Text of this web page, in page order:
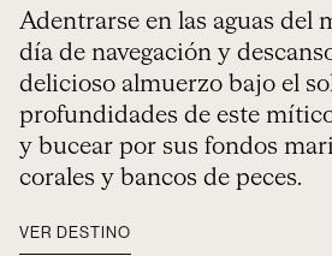
Adentrarse en las aguas del
día de navegación y
delicioso almuerzo bajo el
profundidades de este
y bucear por sus fondos
corales y bancos de peces.
VER DESTINO